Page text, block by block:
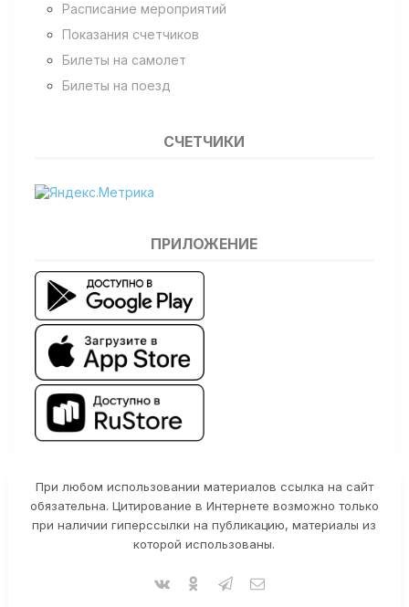
Расписание мероприятий
Показания счетчиков
Билеты на самолет
Билеты на поезд
СЧЕТЧИКИ
ПРИЛОЖЕНИЕ
При любом использовании материалов ссылка на сайт
обязательна. Цитирование в Интернете возможно только
при наличии гиперссылки на публикацию, материалы из
которой использованы.